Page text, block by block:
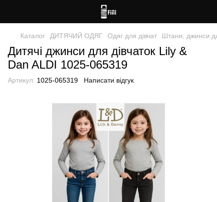
Каталог ДИТЯЧИЙ ОДЯГ Одяг для дівчат Штани, джинси
Дитячі джинси для дівчаток Lily &
Dan ALDI 1025-065319
Артикул: 1025-065319 Написати відгук